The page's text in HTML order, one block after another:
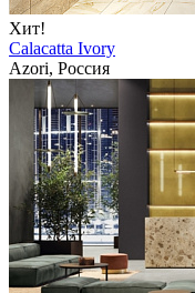
Хит!
Calacatta Ivory
Azori, Россия